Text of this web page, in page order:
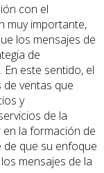
con el
muy importante,
los mensajes de
de
este sentido, el
de ventas que
y
de la
la formación de
que su enfoque
mensajes de la